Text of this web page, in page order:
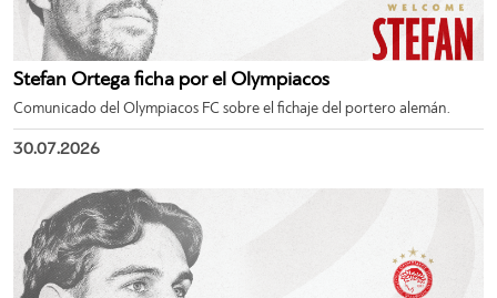
Stefan Ortega ficha por el Olympiacos
Comunicado del Olympiacos FC sobre el fichaje del portero alemán.
30.07.2026